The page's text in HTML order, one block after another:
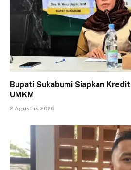
Bupati Sukabumi Siapkan
UMKM
2 Agustus 2026